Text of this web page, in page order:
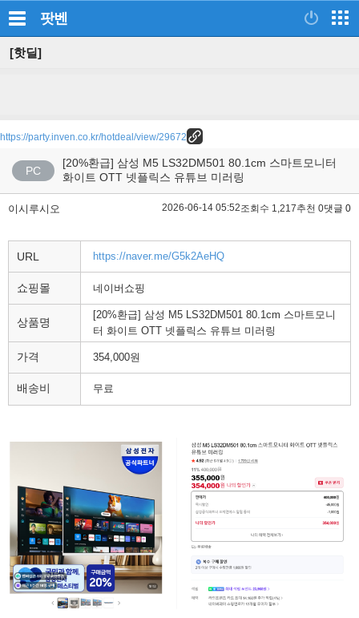
팟벤
[핫딜]
https://party.inven.co.kr/hotdeal/view/29672
PC
[20%환급] 삼성 M5 LS32DM501 80.1cm 스마트모니터
화이트 OTT 넷플릭스 유튜브 미러링
이시루시오 2026-06-14 05:52조회수 1,217추천 0댓글 0
URL https://naver.me/G5k2AeHQ
쇼핑몰 네이버쇼핑
상품명
[20%환급] 삼성 M5 LS32DM501 80.1cm 스마트모니
터 화이트 OTT 넷플릭스 유튜브 미러링
가격 354,000원
배송비 무료